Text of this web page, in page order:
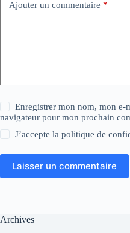
Ajouter un commentaire *
Enregistrer mon nom, mon e-
navigateur pour mon prochain
J’accepte lapolitique de
Laisser un commentaire
Archives